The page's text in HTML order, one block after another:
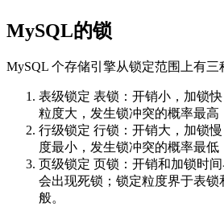
MySQL的锁
MySQL 个存储引擎从锁定范围上有三
表级锁定 表锁：开销小，加锁
粒度大，发生锁冲突的概率最高
行级锁定 行锁：开销大，加锁
度最小，发生锁冲突的概率最低
页级锁定 页锁：开销和加锁时
会出现死锁；锁定粒度界于表锁
般。